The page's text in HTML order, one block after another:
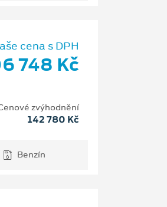
cena s DPH
748 Kč
zvýhodnění
142 780 Kč
Benzín